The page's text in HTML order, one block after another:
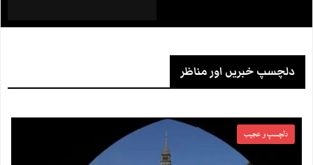
دلچسپ خبریں اور مناظر
دلچسپ و عجیب